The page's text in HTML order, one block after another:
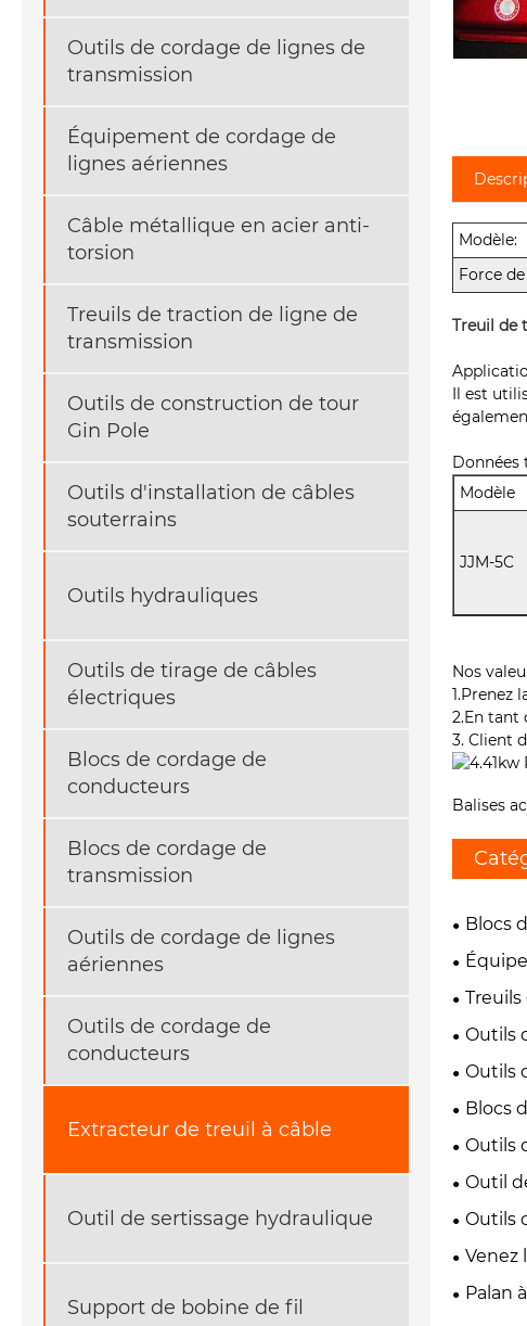
Outils de cordage de lignes de
transmission
Équipement de cordage de
lignes aériennes
Câble métallique en acier anti-
torsion
Treuils de traction de ligne de
transmission
Outils de construction de tour
Gin Pole
Outils d'installation de câbles
souterrains
Outils hydrauliques
Outils de tirage de câbles
électriques
Blocs de cordage de
conducteurs
Blocs de cordage de
transmission
Outils de cordage de lignes
aériennes
Outils de cordage de
conducteurs
Extracteur de treuil à câble
Outil de sertissage hydraulique
Support de bobine de fil
Modèle:
Force
Treuil de
Il est
Données
Modèle
JJM-5C
Nos
1.Prenez
2.En tant
3. Client
Balises
Blocs
Outils
Outils
Blocs
Outils
Outil
Outils
Venez
Palan